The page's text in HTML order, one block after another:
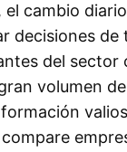
el cambio
decisiones
del
volumen